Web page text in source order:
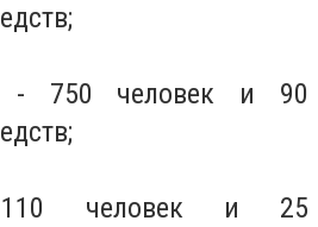
- 750 человек и 90
110 человек и 25